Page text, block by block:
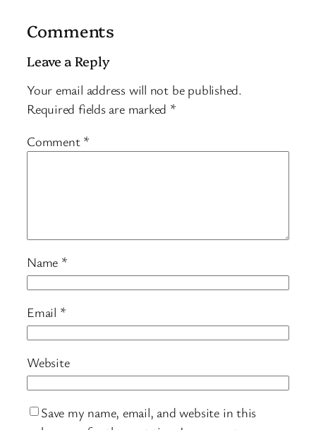
Comments
Leave a Reply
Your email address will not be published.
Required fields are marked *
Comment *
Name *
Email *
Website
Save my name, email, and website in this